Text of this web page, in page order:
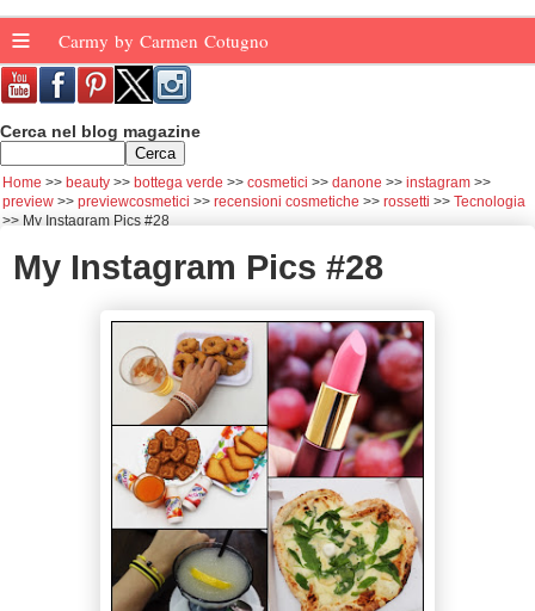
≡ Carmy by Carmen Cotugno
Cerca nel blog magazine
Home beauty bottega verde cosmetici danone
instagram
preview
previewcosmetici recensioni cosmetiche rossetti
Tecnologia
My Instagram Pics #28
My Instagram Pics #28